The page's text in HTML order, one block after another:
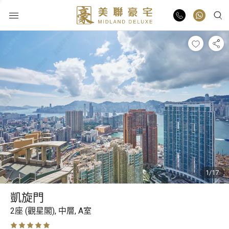
物業出租
業主放盤
豪宅報告
豪宅資訊
更多樓盤
1/17
凱旋門
2座 (觀星閣), 中層, A室